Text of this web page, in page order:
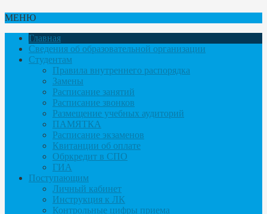
МЕНЮ
Главная
Сведения об образовательной организации
Студентам
Правила внутреннего распорядка
Замены
Расписание занятий
Расписание звонков
Размещение учебных аудиторий
ПАМЯТКА
Расписание экзаменов
Квитанции об оплате
Обркредит в СПО
ГИА
Поступающим
Личный кабинет
Инструкция к ЛК
Контрольные цифры приема